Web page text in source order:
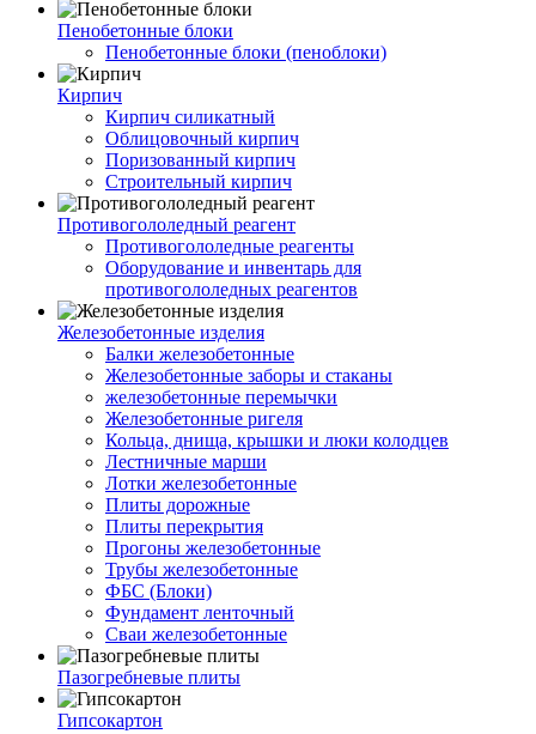
Пенобетонные блоки
Пенобетонные блоки (пеноблоки)
Кирпич
Кирпич силикатный
Облицовочный кирпич
Поризованный кирпич
Строительный кирпич
Противогололедный реагент
Противогололедные реагенты
Оборудование и инвентарь для
противогололедных реагентов
Железобетонные изделия
Балки железобетонные
Железобетонные заборы и стаканы
железобетонные перемычки
Железобетонные ригеля
Кольца, днища, крышки и люки колодцев
Лестничные марши
Лотки железобетонные
Плиты дорожные
Плиты перекрытия
Прогоны железобетонные
Трубы железобетонные
ФБС (Блоки)
Фундамент ленточный
Сваи железобетонные
Пазогребневые плиты
Гипсокартон